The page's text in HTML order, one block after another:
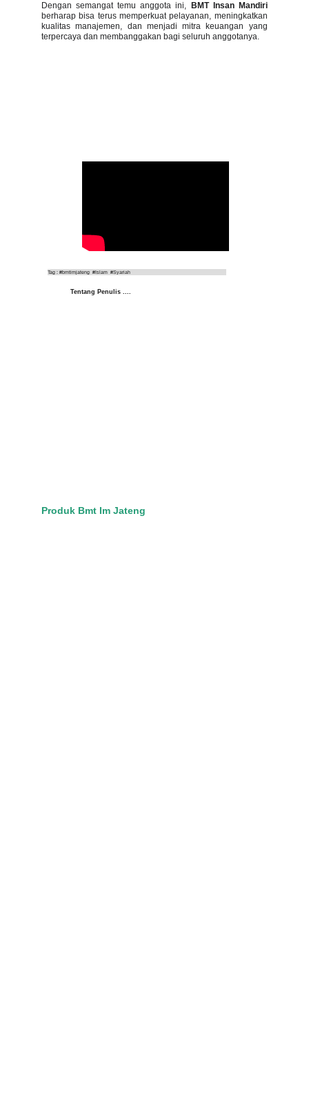
Dengan semangat temu anggota ini,
BMT Insan Mandiri
berharap bisa terus memperkuat pelayanan, meningkatkan
kualitas manajemen, dan menjadi mitra keuangan yang
terpercaya dan membanggakan bagi seluruh anggotanya.
Tag : #bmtimjateng  #Islam  #Syariah
Produk Bmt Im Jateng
Tentang Penulis ....